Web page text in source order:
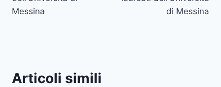
Messina
di Messina
Articoli simili